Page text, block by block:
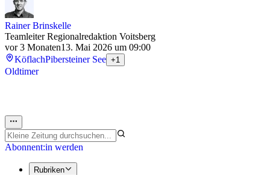
Rainer Brinskelle
Teamleiter Regionalredaktion Voitsberg
vor 3 Monaten13. Mai 2026 um 09:00
KöflachPibersteiner See +1
Oldtimer
Abonnent:in werden
Rubriken